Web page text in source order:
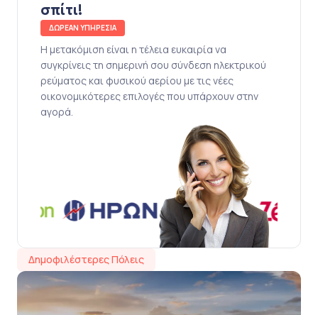
σπίτι!
ΔΩΡΕΑΝ ΥΠΗΡΕΣΙΑ
Η μετακόμιση είναι η τέλεια ευκαιρία να
συγκρίνεις τη σημερινή σου σύνδεση ηλεκτρικού
ρεύματος και φυσικού αερίου με τις νέες
οικονομικότερες επιλογές που υπάρχουν στην
αγορά.
Δημοφιλέστερες Πόλεις